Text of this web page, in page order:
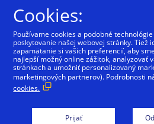
Slovenskí
spotrebitelia
Cookies:
Používame cookies a podobné
poskytovanie našej webovej stránky. Tiež
zapamätanie si vašich preferencií, aby
najlepší možný online zážitok, analyzovať
stránkach a umožniť personalizovaný
marketingových partnerov). Podrobnosti
cookies.
Prijať